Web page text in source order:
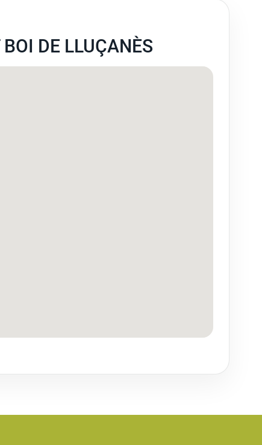
DE LLUÇANÈS